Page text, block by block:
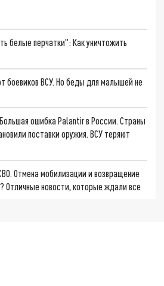
белые перчатки": Как уничтожить
боевиков ВСУ. Но беды для малышей не
ошибка Palantir в России. Страны
поставки оружия. ВСУ теряют
Отмена мобилизации и возвращение
Отличные новости, которые ждали все